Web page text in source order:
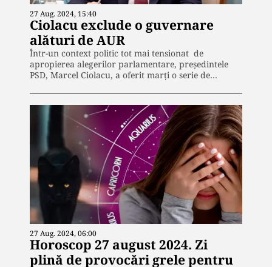
27 Aug. 2024, 15:40
Ciolacu exclude o guvernare
alături de AUR
Într-un context politic tot mai tensionat de
apropierea alegerilor parlamentare, președintele
PSD, Marcel Ciolacu, a oferit marți o serie de…
27 Aug. 2024, 06:00
Horoscop 27 august 2024. Zi
plină de provocări grele pentru